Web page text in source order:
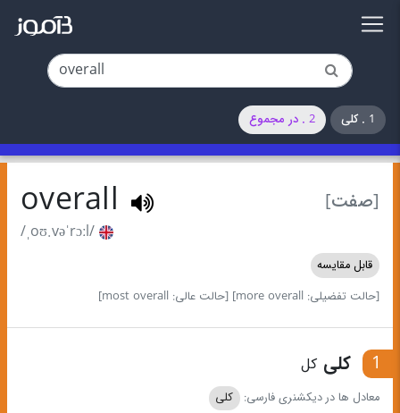
1 . کلی 2 . در مجموع
[صفت] overall
/ˌoʊ.vəˈrɔːl/
قابل مقایسه
[حالت تفضیلی: more overall]
[حالت عالی: most overall]
1 کلی کل
معادل ها در دیکشنری فارسی: کلی